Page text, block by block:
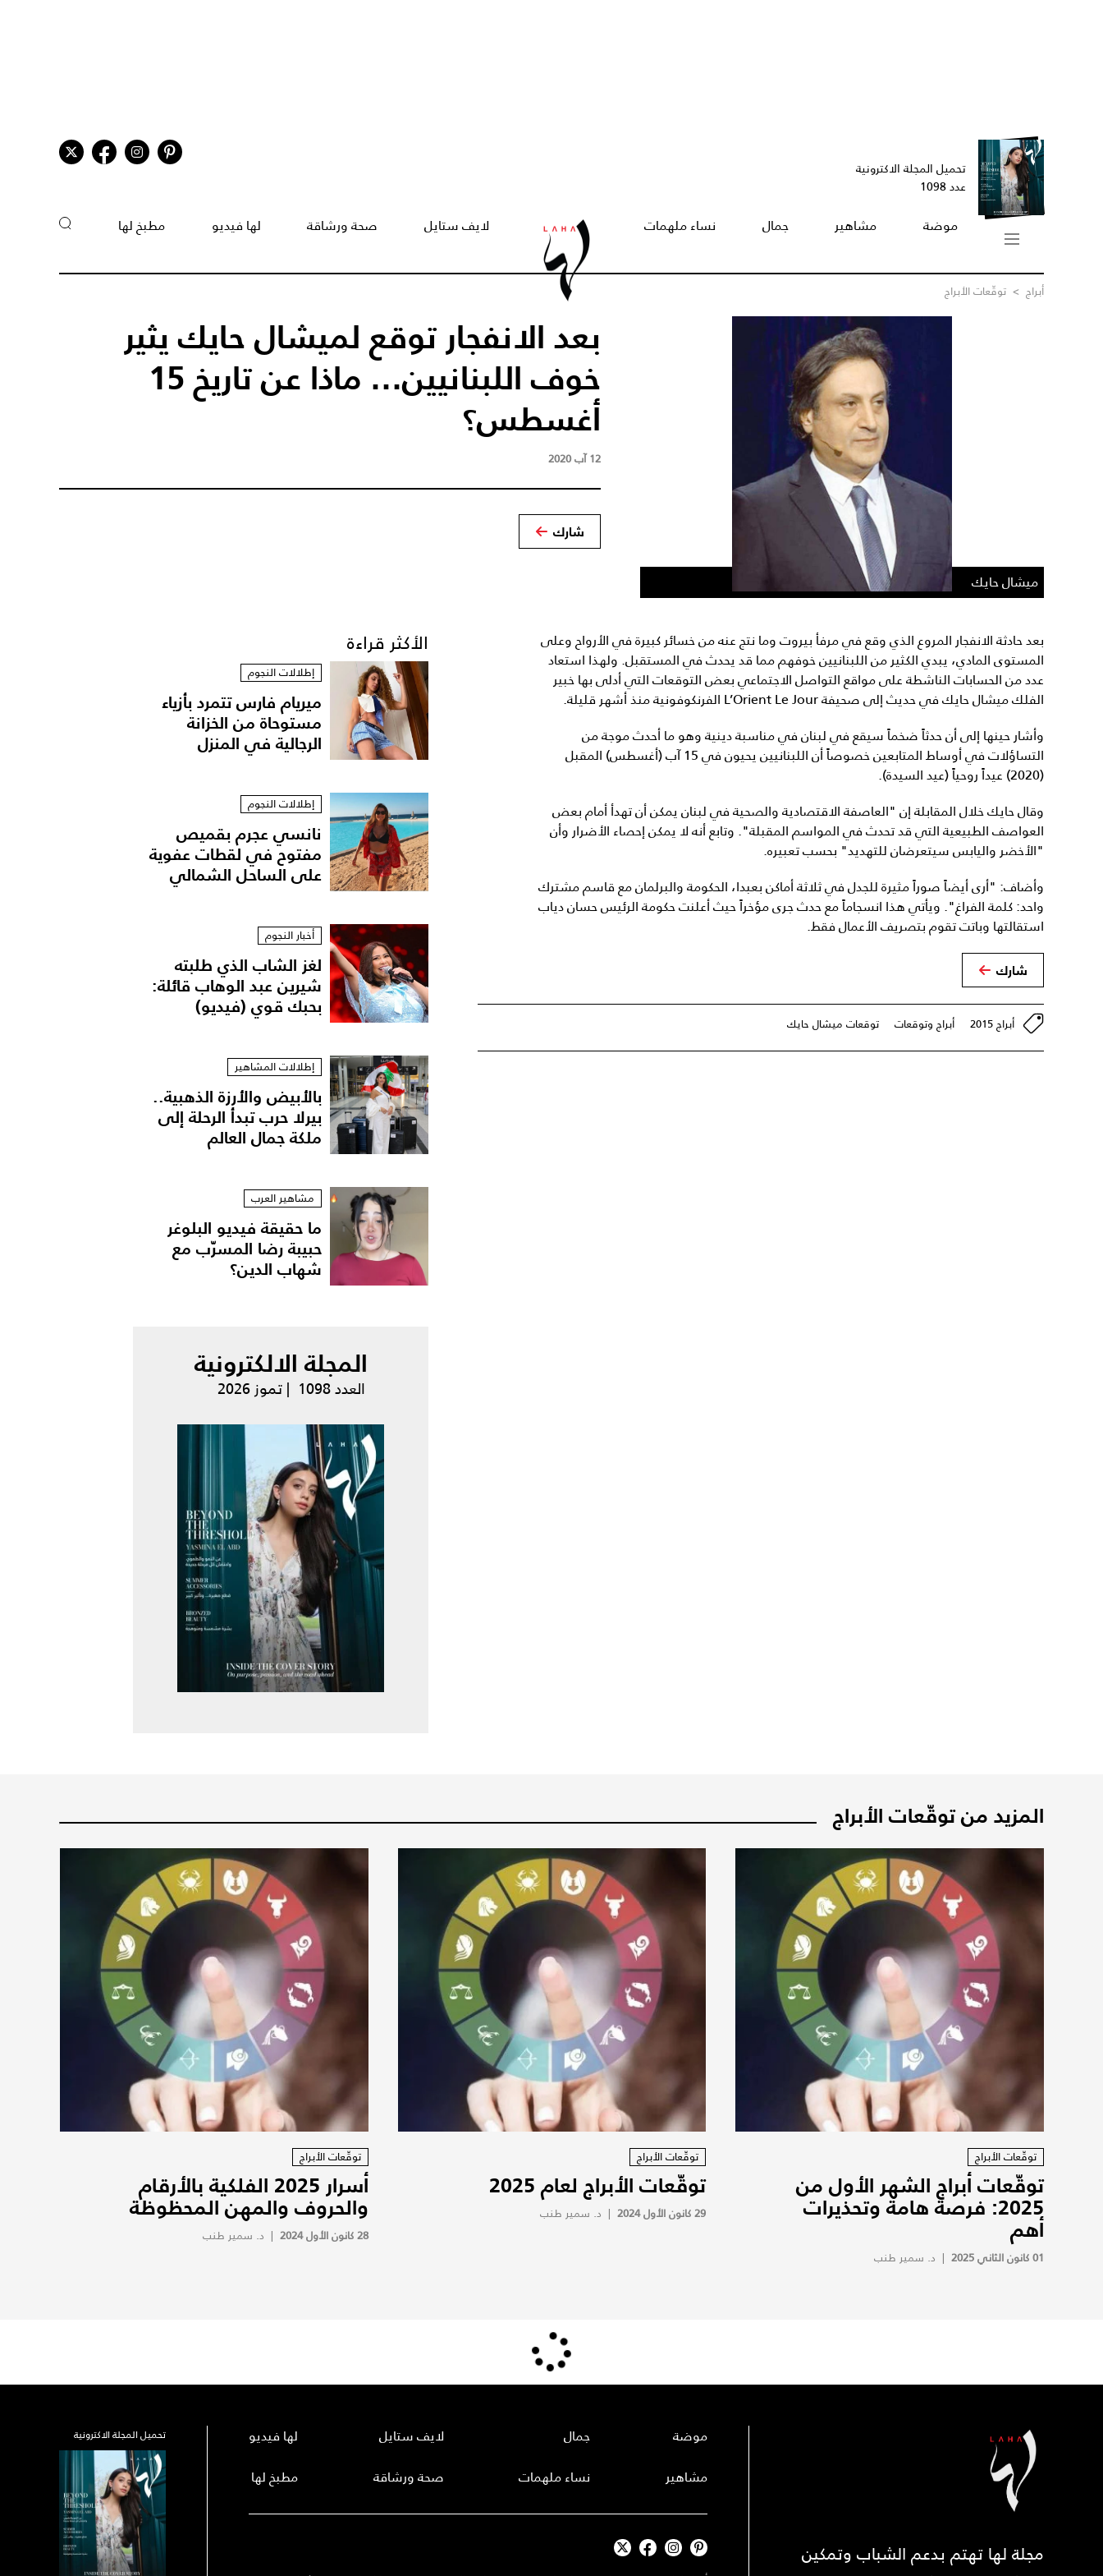
تحميل المجلة الاكترونية
عدد 1098
موضة مشاهير جمال نساء ملهمات لايف ستايل صحة ورشاقة لها فيديو مطبخ لها
أبراج > توقّعات الأبراج
ميشال حايك
بعد الانفجار توقع لميشال حايك يثير
خوف اللبنانيين... ماذا عن تاريخ 15
أغسطس؟
12 آب 2020
شارك
بعد حادثة الانفجار المروع الذي وقع في مرفأ بيروت وما نتج عنه من خسائر كبيرة في الأرواح وعلى
المستوى المادي، يبدي الكثير من اللبنانيين خوفهم مما قد يحدث في المستقبل. ولهذا استعاد
عدد من الحسابات الناشطة على مواقع التواصل الاجتماعي بعض التوقعات التي أدلى بها خبير
الفلك ميشال حايك في حديث إلى صحيفة L’Orient Le Jour الفرنكوفونية منذ أشهر قليلة.
وأشار حينها إلى أن حدثاً ضخماً سيقع في لبنان في مناسبة دينية وهو ما أحدث موجة من
التساؤلات في أوساط المتابعين خصوصاً أن اللبنانيين يحيون في 15 آب (أغسطس) المقبل
(2020) عيداً روحياً (عيد السيدة).
وقال حايك خلال المقابلة إن "العاصفة الاقتصادية والصحية في لبنان يمكن أن تهدأ أمام بعض
العواصف الطبيعية التي قد تحدث في المواسم المقبلة". وتابع أنه لا يمكن إحصاء الأضرار وأن
"الأخضر واليابس سيتعرضان للتهديد" بحسب تعبيره.
وأضاف: "أرى أيضاً صوراً مثيرة للجدل في ثلاثة أماكن بعبدا، الحكومة والبرلمان مع قاسم مشترك
واحد: كلمة الفراغ". ويأتي هذا انسجاماً مع حدث جرى مؤخراً حيث أعلنت حكومة الرئيس حسان دياب
استقالتها وباتت تقوم بتصريف الأعمال فقط.
شارك
أبراج 2015 أبراج وتوقعات توقعات ميشال حايك
الأكثر قراءة
إطلالات النجوم
ميريام فارس تتمرد بأزياء
مستوحاة من الخزانة
الرجالية في المنزل
إطلالات النجوم
نانسي عجرم بقميص
مفتوح في لقطات عفوية
على الساحل الشمالي
أخبار النجوم
لغز الشاب الذي طلبته
شيرين عبد الوهاب قائلة:
بحبك قوي (فيديو)
إطلالات المشاهير
بالأبيض والأرزة الذهبية..
بيرلا حرب تبدأ الرحلة إلى
ملكة جمال العالم
مشاهير العرب
ما حقيقة فيديو البلوغر
حبيبة رضا المسرّب مع
شهاب الدين؟
المجلة الالكترونية
العدد 1098 | تموز 2026
المزيد من توقّعات الأبراج
توقّعات الأبراج
توقّعات أبراج الشهر الأول من
2025: فرصة هامة وتحذيرات
أهم
01 كانون الثاني 2025 | د. سمير طنب
توقّعات الأبراج
توقّعات الأبراج لعام 2025
29 كانون الأول 2024 | د. سمير طنب
توقّعات الأبراج
أسرار 2025 الفلكية بالأرقام
والحروف والمهن المحظوظة
28 كانون الأول 2024 | د. سمير طنب
مجلة لها تهتم بدعم الشباب وتمكين
موضة
مشاهير
جمال
نساء ملهمات
لايف ستايل
صحة ورشاقة
لها فيديو
مطبخ لها
تحميل المجلة الاكترونية